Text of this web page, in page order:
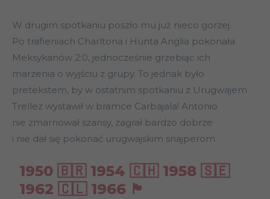
W drugim spotkaniu poszło mu już nieco gorzej.
Po trafieniach Charltona i Hunta Anglia pokonała
Meksykanów 2:0, jednocześnie grzebiąc ich
marzenia o wyjściu z grupy. To jednak było
pretekstem, by w ostatnim spotkaniu z Urugwajem
Trellez wystawił w bramce Carbajala! Antonio
nie zmarnował szansy, zagrał bardzo dobrze
i nie dał się pokonać urugwajskim snajperom.
1950 🇧🇷 1954 🇨🇭 1958 🇸🇪
1962 🇨🇱 1966 🏴󠁧󠁢󠁥󠁮󠁧󠁿